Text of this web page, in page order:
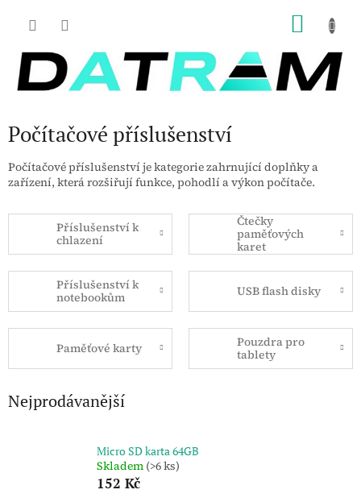
Počítačové příslušenství
Počítačové příslušenství je kategorie zahrnující doplňky a
zařízení, která rozšiřují funkce, pohodlí a výkon počítače.
Příslušenství k
chlazení
Čtečky
paměťových
karet
Příslušenství k
notebookům
USB flash disky
Paměťové karty
Pouzdra pro
tablety
Nejprodávanější
Micro SD karta 64GB
Skladem (>6 ks)
152 Kč